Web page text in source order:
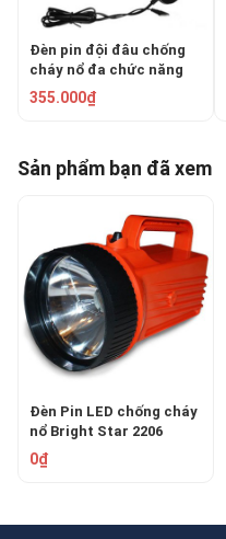
Đèn pin đội đâu chống
cháy nổ đa chức năng
WSL-698
355.000₫
Sản phẩm bạn đã xem
Đèn Pin LED chống cháy
nổ Bright Star 2206
Lantern
0₫